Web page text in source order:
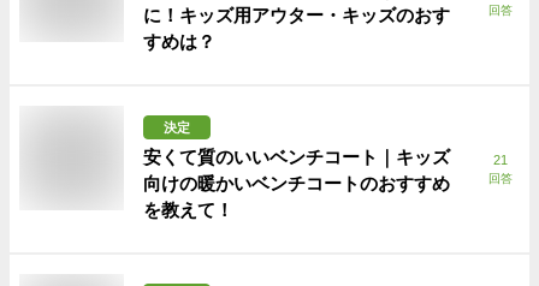
に！キッズ用アウター・キッズのおす
すめは？
回答
決定
安くて質のいいベンチコート｜キッズ
向けの暖かいベンチコートのおすすめ
を教えて！
21
回答